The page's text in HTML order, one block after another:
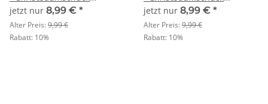
Mistelkranz & Zuckerstange
jetzt nur 8,99 € *
Alter Preis:9,99 €
Rabatt: 10%
Weihnachtsmann
jetzt nur 8,99 € *
Alter Preis:9,99 €
Rabatt: 10%